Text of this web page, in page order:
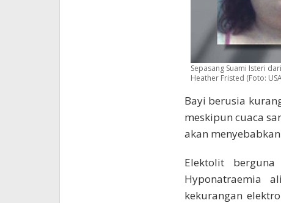
Sepasang Suami Isteri
Heather Fristed (Foto:
Bayi berusia
meskipun cuaca
akan
Elektolit
Hyponatraemia
kekurangan